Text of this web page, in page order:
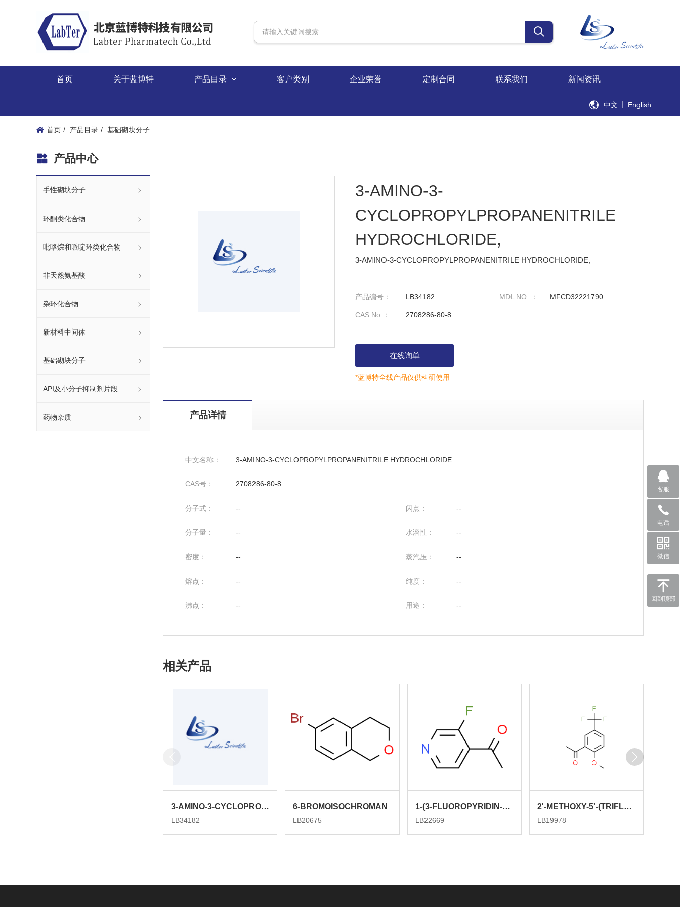
首页 关于蓝博特 产品目录 客户类别 企业荣誉 定制合同 联系我们 新闻资讯
中文 English
首页 产品目录 基础砌块分子
产品中心
手性砌块分子
环酮类化合物
吡咯烷和哌啶环类化合物
非天然氨基酸
杂环化合物
新材料中间体
基础砌块分子
API及小分子抑制剂片段
药物杂质
3-AMINO-3-
CYCLOPROPYLPROPANENITRILE
HYDROCHLORIDE,
3-AMINO-3-CYCLOPROPYLPROPANENITRILE HYDROCHLORIDE,
产品编号： LB34182 MDL NO. ： MFCD32221790
CAS No.： 2708286-80-8
在线询单
*蓝博特全线产品仅供科研使用
产品详情
中文名称： 3-AMINO-3-CYCLOPROPYLPROPANENITRILE HYDROCHLORIDE
CAS号： 2708286-80-8
分子式： -- 闪点： --
分子量： -- 水溶性： --
密度： -- 蒸汽压： --
熔点： -- 纯度： --
沸点： -- 用途： --
相关产品
3-AMINO-3-CYCLOPROPYLPROPANENITRILE HYDROCHLORIDE
LB34182
6-BROMOISOCHROMAN
LB20675
1-(3-FLUOROPYRIDIN-4-YL)ETHANONE
LB22669
2'-METHOXY-5'-(TRIFLUOROMETHYL)ACETOPHENONE
LB19978
客服
电话
微信
回到顶部